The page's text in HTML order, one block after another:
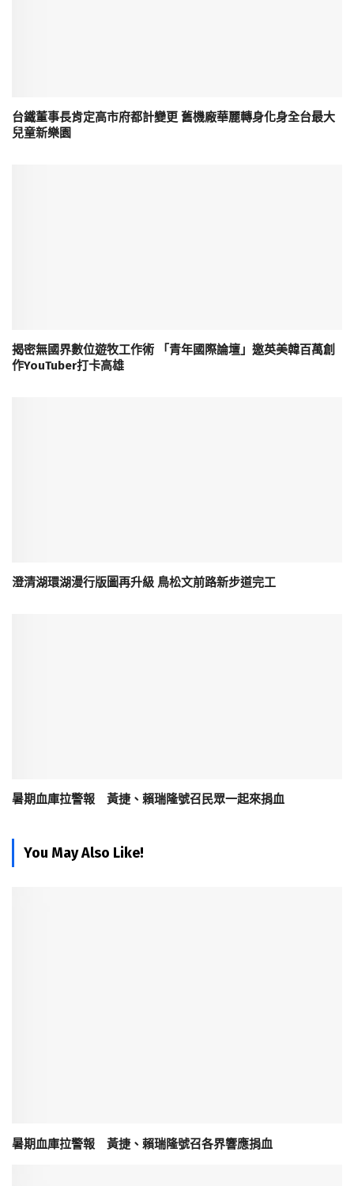
台鐵董事長肯定高市府都計變更 舊機廠華麗轉身化身全台最大
兒童新樂園
揭密無國界數位遊牧工作術 「青年國際論壇」邀英美韓百萬創
作YouTuber打卡高雄
澄清湖環湖漫行版圖再升級 鳥松文前路新步道完工
暑期血庫拉警報 黃捷、賴瑞隆號召民眾一起來捐血
You May Also Like!
暑期血庫拉警報 黃捷、賴瑞隆號召各界響應捐血